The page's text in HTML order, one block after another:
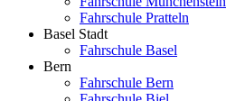
Fahrschule Pratteln
Basel Stadt
Fahrschule Basel
Bern
Fahrschule Bern